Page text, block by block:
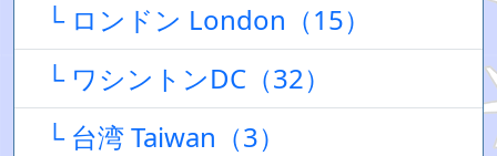
└ ロンドン London（15）
└ ワシントンDC（32）
└ 台湾 Taiwan（3）